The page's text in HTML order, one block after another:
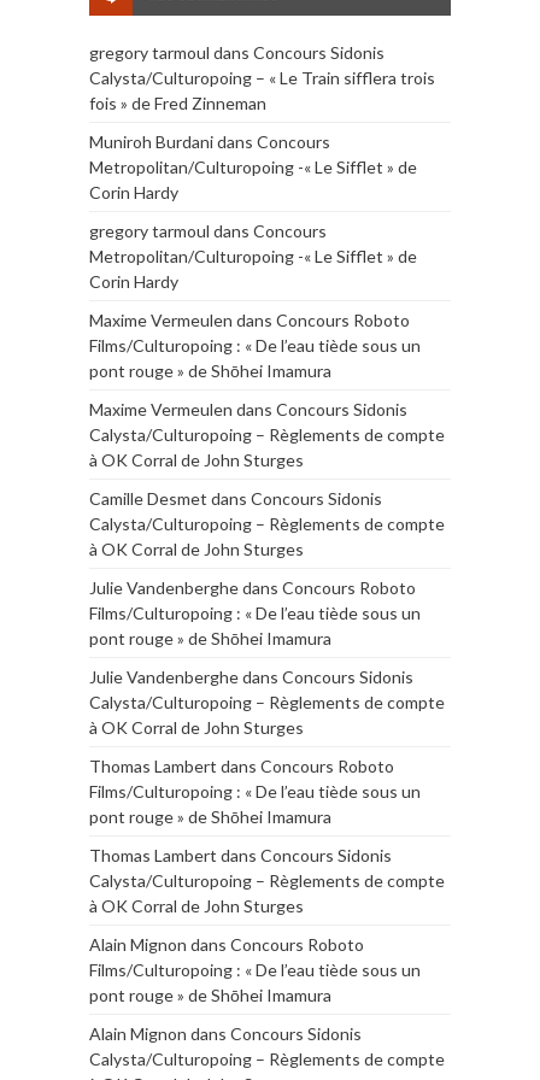
gregory tarmoul dans Concours Sidonis
Calysta/Culturopoing – « Le Train sifflera trois
fois » de Fred Zinneman
Muniroh Burdanidans Concours
Metropolitan/Culturopoing -« Le Sifflet » de
Corin Hardy
gregory tarmoul dans Concours
Metropolitan/Culturopoing -« Le Sifflet » de
Corin Hardy
Maxime Vermeulen dans Concours Roboto
Films/Culturopoing : « De l’eau tiède sous un
pont rouge » de Shōhei Imamura
Maxime Vermeulen dans Concours Sidonis
Calysta/Culturopoing – Règlements de compte
à OK Corral de John Sturges
Camille Desmet dans Concours Sidonis
Calysta/Culturopoing – Règlements de compte
à OK Corral de John Sturges
Julie Vandenberghedans Concours Roboto
Films/Culturopoing : « De l’eau tiède sous un
pont rouge » de Shōhei Imamura
Julie Vandenberghedans Concours Sidonis
Calysta/Culturopoing – Règlements de compte
à OK Corral de John Sturges
Thomas Lambert dans Concours Roboto
Films/Culturopoing : « De l’eau tiède sous un
pont rouge » de Shōhei Imamura
Thomas Lambert dans Concours Sidonis
Calysta/Culturopoing – Règlements de compte
à OK Corral de John Sturges
Alain Mignon dans Concours Roboto
Films/Culturopoing : « De l’eau tiède sous un
pont rouge » de Shōhei Imamura
Alain Mignon dans Concours Sidonis
Calysta/Culturopoing – Règlements de compte